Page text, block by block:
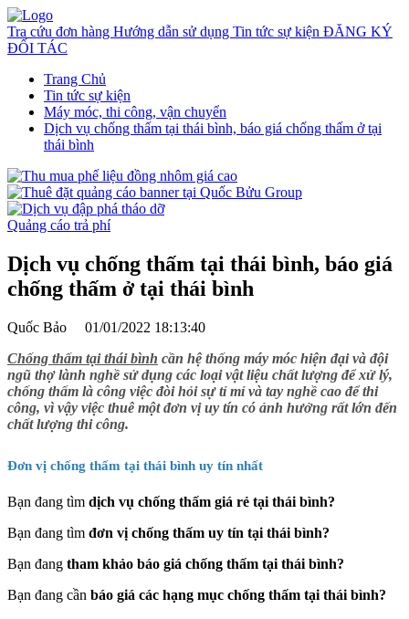
Tra cứu đơn hàng Hướng dẫn sử dụng Tin tức sự kiện ĐĂNG KÝ
ĐỐI TÁC
Trang Chủ
Tin tức sự kiện
Máy móc, thi công, vận chuyển
Dịch vụ chống thấm tại thái bình, báo giá chống thấm ở tại
thái bình
Quảng cáo trả phí
Dịch vụ chống thấm tại thái bình, báo giá
chống thấm ở tại thái bình
Quốc Bảo 01/01/2022 18:13:40
Chống thấm tại thái bình cần hệ thống máy móc hiện đại và đội
ngũ thợ lành nghề sử dụng các loại vật liệu chất lượng để xử lý,
chống thấm là công việc đòi hỏi sự tỉ mỉ và tay nghề cao để thi
công, vì vậy việc thuê một đơn vị uy tín có ảnh hưởng rất lớn đến
chất lượng thi công.
Đơn vị chống thấm tại thái bình uy tín nhất
Bạn đang tìm dịch vụ chống thấm giá rẻ tại thái bình?
Bạn đang tìm đơn vị chống thấm uy tín tại thái bình?
Bạn đang tham khảo báo giá chống thấm tại thái bình?
Bạn đang cần báo giá các hạng mục chống thấm tại thái bình?